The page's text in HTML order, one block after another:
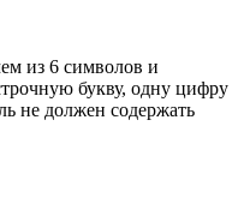
из 6 символов и
букву, одну цифру
не должен содержать